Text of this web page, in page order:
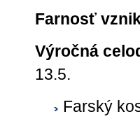
Farnosť
Výročná
13.5.
Farský